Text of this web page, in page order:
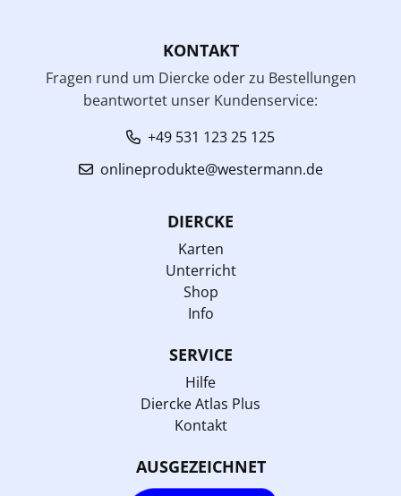
KONTAKT
Fragen rund um Diercke oder zu Bestellungen
beantwortet unser Kundenservice:
+49 531 123 25 125
onlineprodukte@westermann.de
DIERCKE
Karten
Unterricht
Shop
Info
SERVICE
Hilfe
Diercke Atlas Plus
Kontakt
AUSGEZEICHNET